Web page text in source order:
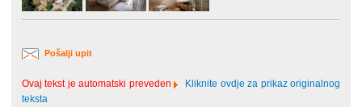
Pošalji upit
Ovaj tekst je automatski preveden
Kliknite ovdje za prikaz originalnog
teksta